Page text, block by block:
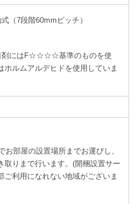
（7段階60mmピッチ）
剤にはF☆☆☆☆基準のものを使
ホルムアルデヒドを使用していま
お部屋の設置場所までお運びし、
取りまで行います。(開梱設置サー
ご利用になれない地域がございま